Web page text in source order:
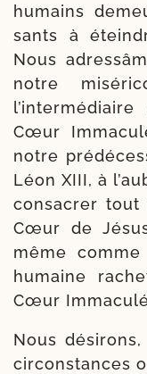
humains
sants à
Nous
notre
Cœur
notre
Léon XIII, à
consa­crer
Cœur de
même
humaine
Cœur
Nous
cir­cons­tances